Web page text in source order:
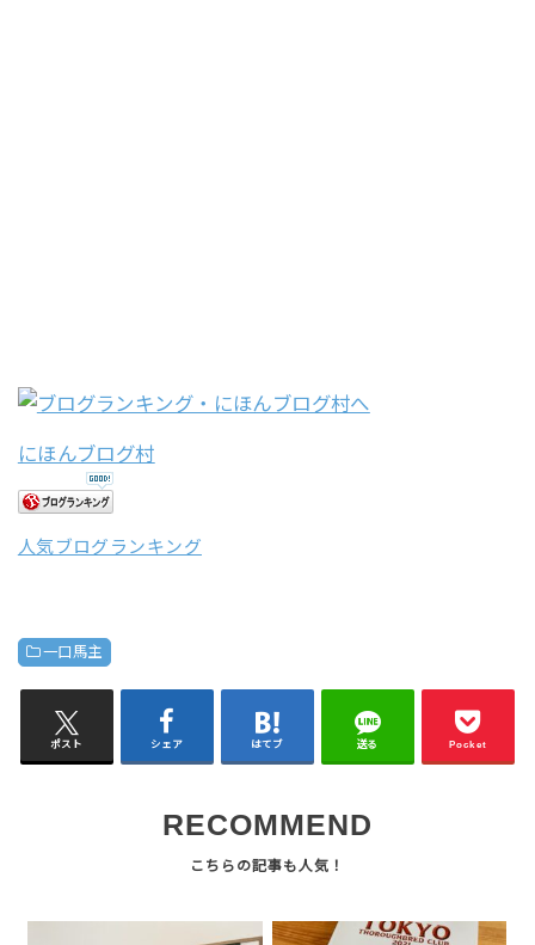
にほんブログ村
人気ブログランキング
一口馬主
ポスト シェア はてブ 送る Pocket
RECOMMEND